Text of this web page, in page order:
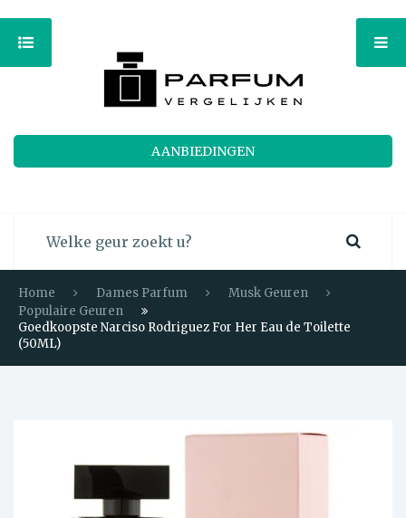
AANBIEDINGEN
Home Dames Parfum
Musk Geuren
Populaire Geuren
Goedkoopste Narciso Rodriguez For Her Eau de Toilette
(50ML)